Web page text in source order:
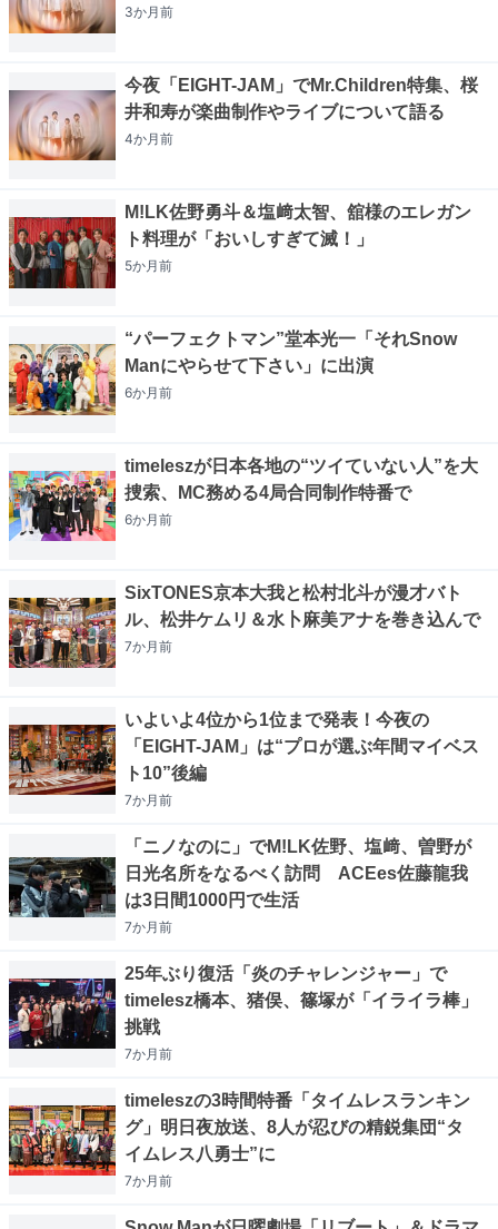
3か月前
今夜「EIGHT-JAM」でMr.Children特集、桜
井和寿が楽曲制作やライブについて語る
4か月前
M!LK佐野勇斗＆塩﨑太智、舘様のエレガン
ト料理が「おいしすぎて滅！」
5か月前
“パーフェクトマン”堂本光一「それSnow
Manにやらせて下さい」に出演
6か月前
timeleszが日本各地の“ツイていない人”を大
捜索、MC務める4局合同制作特番で
6か月前
SixTONES京本大我と松村北斗が漫才バト
ル、松井ケムリ＆水卜麻美アナを巻き込んで
7か月前
いよいよ4位から1位まで発表！今夜の
「EIGHT-JAM」は“プロが選ぶ年間マイベス
ト10”後編
7か月前
「ニノなのに」でM!LK佐野、塩﨑、曽野が
日光名所をなるべく訪問 ACEes佐藤龍我
は3日間1000円で生活
7か月前
25年ぶり復活「炎のチャレンジャー」で
timelesz橋本、猪俣、篠塚が「イライラ棒」
挑戦
7か月前
timeleszの3時間特番「タイムレスランキン
グ」明日夜放送、8人が忍びの精鋭集団“タ
イムレス八勇士”に
7か月前